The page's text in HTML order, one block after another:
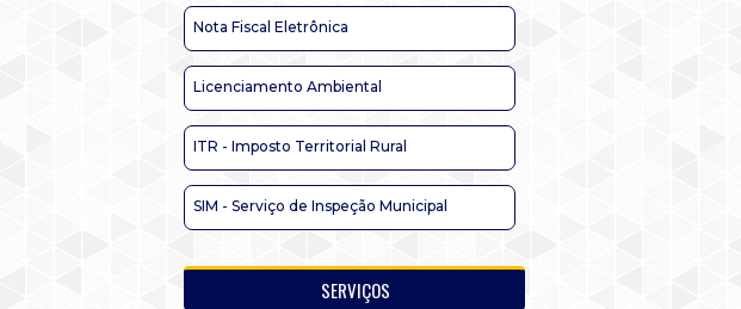
Nota Fiscal Eletrônica
Licenciamento Ambiental
ITR - Imposto Territorial Rural
SIM - Serviço de Inspeção Municipal
SERVIÇOS